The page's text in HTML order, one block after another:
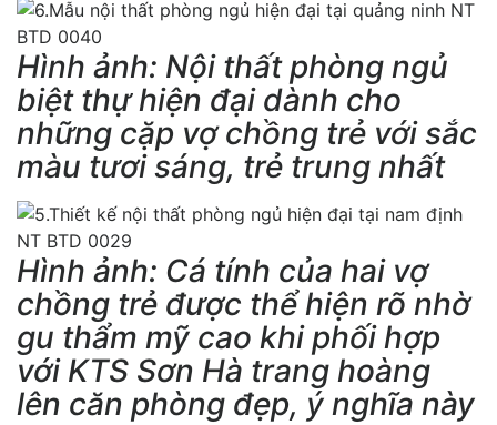
Hình ảnh: Nội thất phòng ngủ
biệt thự hiện đại dành cho
những cặp vợ chồng trẻ với sắc
màu tươi sáng, trẻ trung nhất
Hình ảnh: Cá tính của hai vợ
chồng trẻ được thể hiện rõ nhờ
gu thẩm mỹ cao khi phối hợp
với KTS Sơn Hà trang hoàng
lên căn phòng đẹp, ý nghĩa này